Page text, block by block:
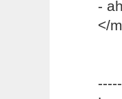
-
</